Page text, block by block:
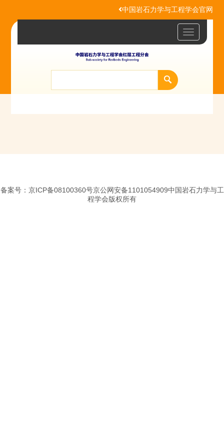
中国岩石力学与工程学会官网
Toggle
备案号：京ICP备08100360号京公网安备1101054909中国岩石力学与工
程学会版权所有